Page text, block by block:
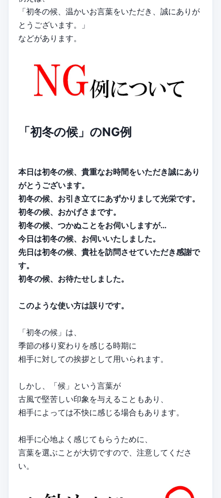
「初冬の候、温かいお言葉をいただき、誠にありが
とうございます。」
などがあります。
「初冬の候」のNG例
本日は初冬の候、貴重なお時間をいただき誠にあり
がとうございます。
初冬の候、お引き立てにあずかりまして光栄です。
初冬の候、おかげさまです。
初冬の候、つかぬことをお伺いしますが…
今日は初冬の候、お伺いいたしました。
先日は初冬の候、貴社を訪問させていただき感謝で
す。
初冬の候、お待たせしました。
このような使い方は誤りです。
「初冬の候」は、
季節の移り変わりを感じる時期に
相手に対しての挨拶として用いられます。
しかし、「候」という言葉が
古風で堅苦しい印象を与えることもあり、
相手によっては不快に感じる場合もあります。
相手に心地よく感じてもらうために、
言葉を選ぶことが大切ですので、注意してくださ
い。